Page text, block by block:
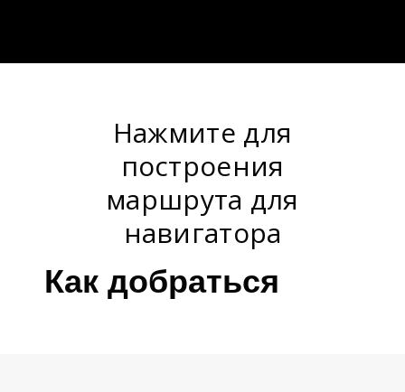
Нажмите для
построения
маршрута для
навигатора
Как добраться